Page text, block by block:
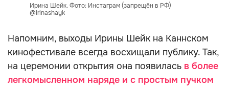
Ирина Шейк. Фото: Инстаграм (запрещён в РФ)
@irinashayk
Напомним, выходы Ирины Шейк на Каннском
кинофестивале всегда восхищали публику. Так,
на церемонии открытия она появилась в более
легкомысленном наряде и с простым пучком